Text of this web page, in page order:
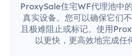
ProxySale住宅WF代理池中
真实设备。您可以确保它们
且极难阻止或标记。使用
以更快，更高效地完成任